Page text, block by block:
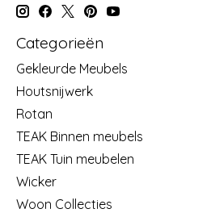
Categorieën
Gekleurde Meubels
Houtsnijwerk
Rotan
TEAK Binnen meubels
TEAK Tuin meubelen
Wicker
Woon Collecties